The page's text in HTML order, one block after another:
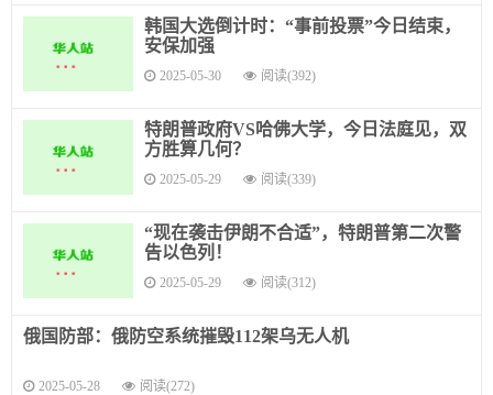
韩国大选倒计时：“事前投票”今日结束，
安保加强
2025-05-30 阅读(392)
特朗普政府VS哈佛大学，今日法庭见，双
方胜算几何？
2025-05-29 阅读(339)
“现在袭击伊朗不合适”，特朗普第二次警
告以色列！
2025-05-29 阅读(312)
俄国防部：俄防空系统摧毁112架乌无人机
2025-05-28 阅读(272)